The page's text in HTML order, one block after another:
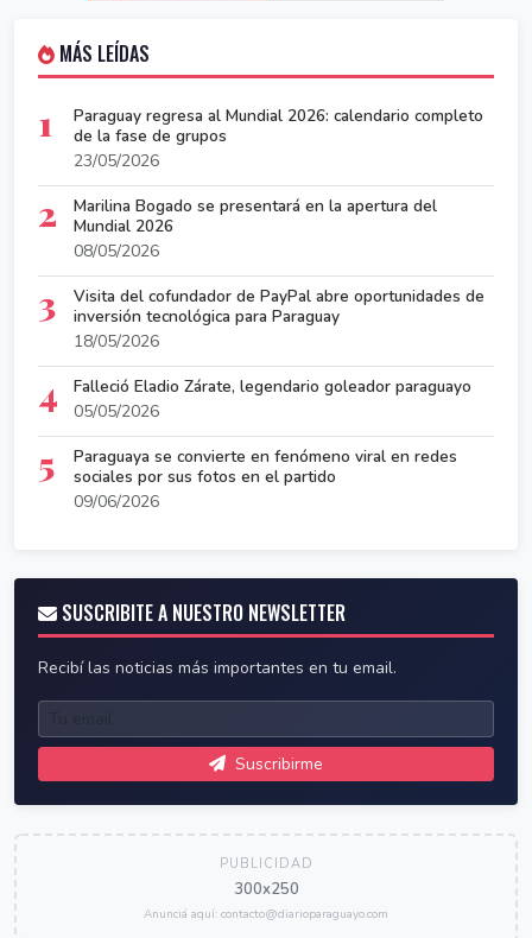
MÁS LEÍDAS
1
Paraguay regresa al Mundial 2026: calendario completo
de la fase de grupos
23/05/2026
2
Marilina Bogado se presentará en la apertura del
Mundial 2026
08/05/2026
3
Visita del cofundador de PayPal abre oportunidades de
inversión tecnológica para Paraguay
18/05/2026
4
Falleció Eladio Zárate, legendario goleador paraguayo
05/05/2026
5
Paraguaya se convierte en fenómeno viral en redes
sociales por sus fotos en el partido
09/06/2026
SUSCRIBITE A NUESTRO NEWSLETTER
Recibí las noticias más importantes en tu email.
Suscribirme
PUBLICIDAD
300x250
Anunciá aquí: contacto@diarioparaguayo.com